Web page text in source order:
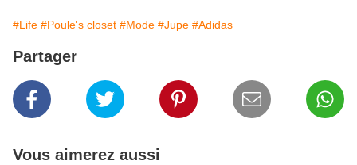
#Life #Poule's closet #Mode #Jupe #Adidas
Partager
Vous aimerez aussi